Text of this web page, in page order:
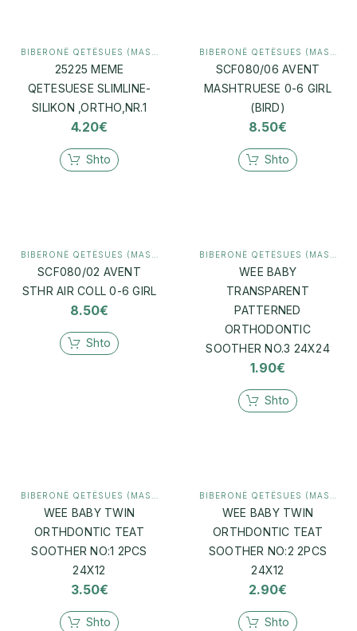
,MAMI & BEBI
25225 MEME
QETESUESE SLIMLINE-
SILIKON ,ORTHO,NR.1
4.20€
Shto
SCF080/06 AVENT
MASHTRUESE 0-6 GIRL
(BIRD)
8.50€
Shto
,MAMI & BEBI
SCF080/02 AVENT
STHR AIR COLL 0-6 GIRL
8.50€
Shto
WEE BABY
TRANSPARENT
PATTERNED
ORTHODONTIC
SOOTHER NO.3 24X24
1.90€
Shto
,MAMI & BEBI
WEE BABY TWIN
ORTHDONTIC TEAT
SOOTHER NO:1 2PCS
24X12
3.50€
Shto
WEE BABY TWIN
ORTHDONTIC TEAT
SOOTHER NO:2 2PCS
24X12
2.90€
Shto